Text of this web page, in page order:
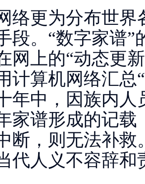
更为分布世界
段。“数字家谱”
网上的“动态更
计算机网络汇总
年中，因族内
家谱形成的记
断，则无法补
代人义不容辞和